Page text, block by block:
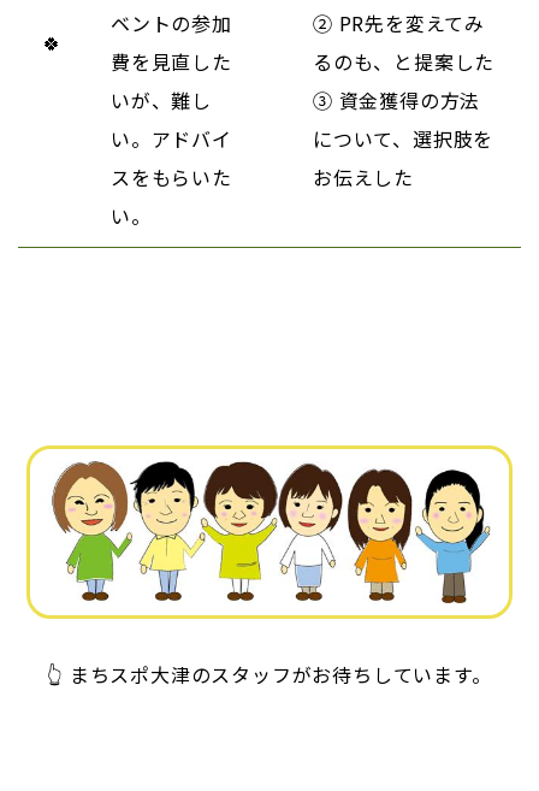
🍀
ベントの参加
費を見直した
いが、難し
い。アドバイ
スをもらいた
い。
② PR先を変えてみ
るのも、と提案した
③ 資金獲得の方法
について、選択肢を
お伝えした
👆 まちスポ大津のスタッフがお待ちしています。